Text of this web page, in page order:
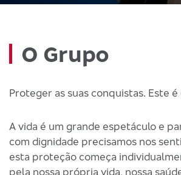
O Grupo
Proteger as suas conquistas. Este
A vida é um grande espetáculo e
com dignidade precisamos nos
esta proteção começa
pela nossa própria vida, nossa